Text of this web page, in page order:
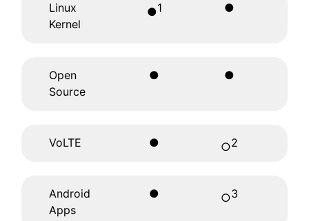
Linux
Kernel
●1 ●
Open
Source
● ●
VoLTE ● ○2
Android
Apps
● ○3